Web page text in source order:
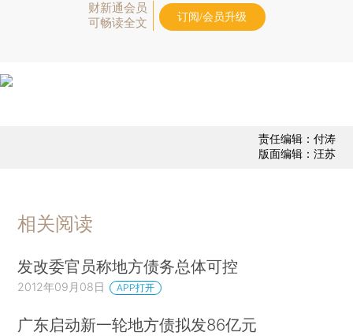
财新通会员
可畅读全文
订阅/会员升级
责任编辑：付涛
版面编辑：汪苏
相关阅读
发改委官员称地方债务总体可控
2012年09月08日 APP打开
广东启动新一轮地方债拟发86亿元